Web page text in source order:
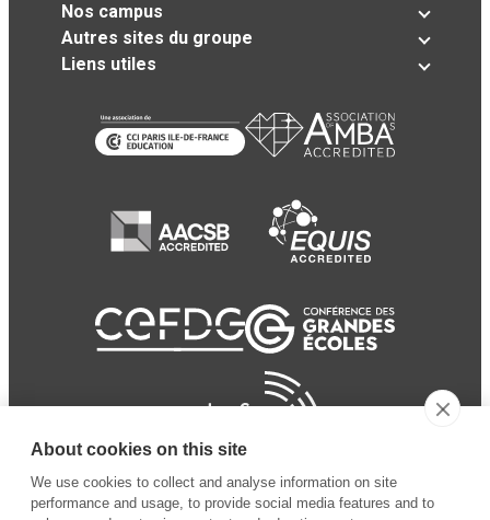
Nos campus
Autres sites du groupe
Liens utiles
About cookies on this site
We use cookies to collect and analyse information on site
performance and usage, to provide social media features and to